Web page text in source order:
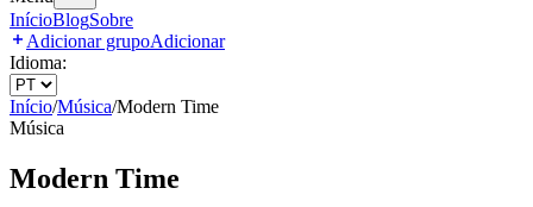
InícioBlogSobre
Adicionar grupoAdicionar
Idioma:
Início/Música/Modern Time
Música
Modern Time